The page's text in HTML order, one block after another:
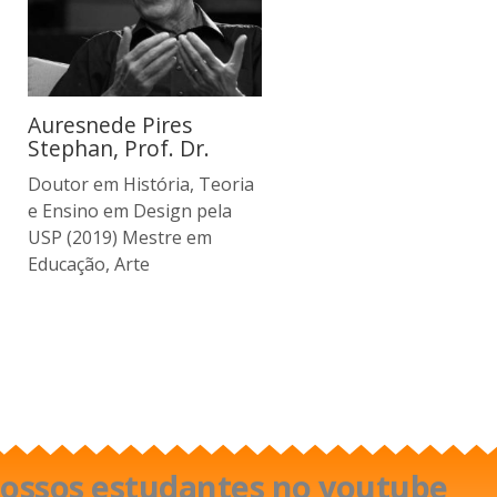
Auresnede Pires
Stephan, Prof. Dr.
Doutor em História, Teoria
e Ensino em Design pela
USP (2019) Mestre em
Educação, Arte
estudantes no youtube